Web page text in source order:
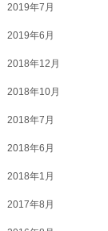
2019年7月
2019年6月
2018年12月
2018年10月
2018年7月
2018年6月
2018年1月
2017年8月